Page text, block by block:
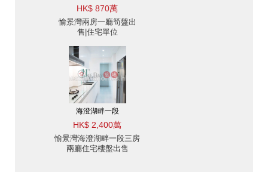
HK$ 870萬
愉景灣兩房一廳筍盤出
售|住宅單位
海澄湖畔一段
HK$ 2,400萬
愉景灣海澄湖畔一段三房
兩廳住宅樓盤出售